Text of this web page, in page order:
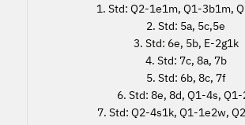
1. Std: Q2-1e1m, Q1-3b1m,
2. Std: 5a, 5c,5e
3. Std: 6e, 5b, E-2g1k
4. Std: 7c, 8a, 7b
5. Std: 6b, 8c, 7f
6. Std: 8e, 8d, Q1-4s, Q1-
7. Std: Q2-4s1k, Q1-1e2w,